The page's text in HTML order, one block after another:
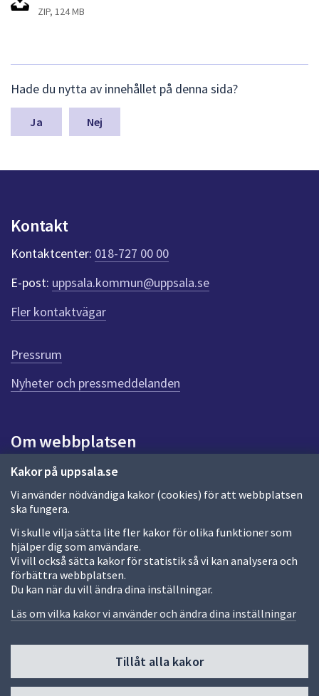
Kakor på uppsala.se
Vi använder nödvändiga kakor (cookies) för att webbplatsen
ska fungera.
Vi skulle vilja sätta lite fler kakor för olika funktioner som
hjälper dig som användare.
Vi vill också sätta kakor för statistik så vi kan analysera och
förbättra webbplatsen.
Du kan när du vill ändra dina inställningar.
Läs om vilka kakor vi använder och ändra dina inställningar
Tillåt alla kakor
ZIP, 124 MB
ä
m
a
y
n
t
r
ö
e
n
n
i
d
a
Hade du nytta av innehållet på denna sida?
Nej
Kontakt
Kontaktcenter: 018-727 00 00
E-post: uppsala.kommun@uppsala.se
Fler kontaktvägar
Pressrum
Nyheter och pressmeddelanden
Om webbplatsen
Om webbplatsen
Allmänna handlingar och diarium
Behandling av personuppgifter
Kakor
Språk (other languages)
Tillgänglighetsredogörelse
Fler sätt att följa oss